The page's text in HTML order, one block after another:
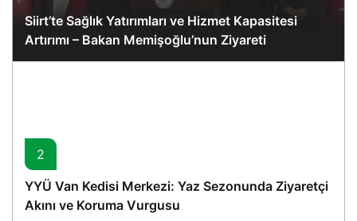
Siirt’te Sağlık Yatırımları ve Hizmet Kapasitesi
Artırımı – Bakan Memişoğlu’nun Ziyareti
2
YYÜ Van Kedisi Merkezi: Yaz Sezonunda Ziyaretçi
Akını ve Koruma Vurgusu